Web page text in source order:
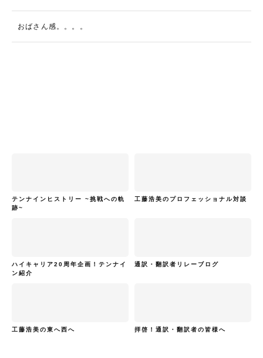
おばさん感。。。。
テンナインヒストリー ~挑戦への軌
跡~
工藤浩美のプロフェッショナル対談
ハイキャリア20周年企画！テンナイ
ン紹介
通訳・翻訳者リレーブログ
工藤浩美の東へ西へ 拝啓！通訳・翻訳者の皆様へ